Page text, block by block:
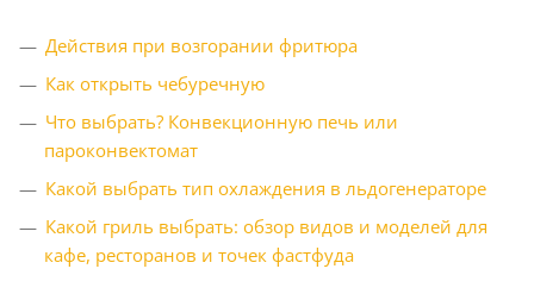
Действия при возгорании фритюра
Как открыть чебуречную
Что выбрать? Конвекционную печь или
пароконвектомат
Какой выбрать тип охлаждения в льдогенераторе
Какой гриль выбрать: обзор видов и моделей для
кафе, ресторанов и точек фастфуда